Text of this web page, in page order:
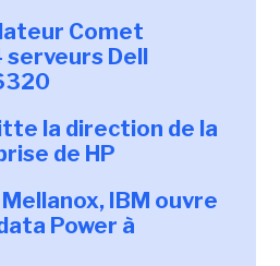
Comet
Dell
la direction de la
de HP
IBM ouvre
Power à